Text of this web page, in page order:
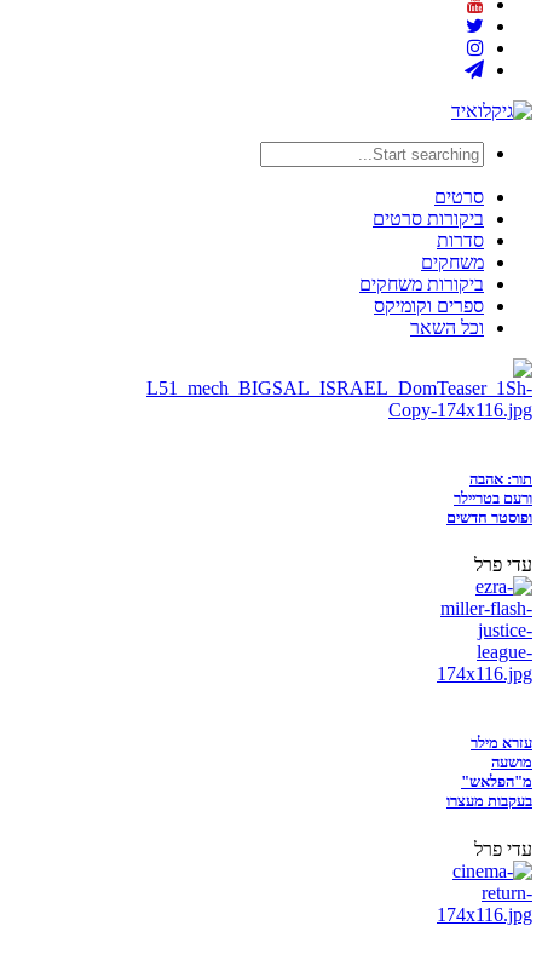
סרטים
ביקורות סרטים
סדרות
משחקים
ביקורות משחקים
ספרים וקומיקס
וכל השאר
תור: אהבה
ורעם בטריילר
ופוסטר חדשים
עדי פרל
עזרא מילר
מושעה
מ"הפלאש"
בעקבות מעצרו
עדי פרל